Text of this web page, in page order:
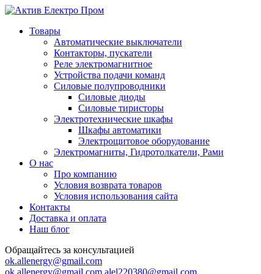
Товары
Автоматические выключатели
Контакторы, пускатели
Реле электромагнитное
Устройства подачи команд
Силовые полупроводники
Силовые диоды
Силовые тиристоры
Электротехнические шкафы
Шкафы автоматики
Электрощитовое оборудование
Электромагниты, Гидротолкатели, Рами
О нас
Про компанию
Условия возврата товаров
Условия использования сайта
Контакты
Доставка и оплата
Наш блог
Обращайтесь за консультацией
ok.allenergy@gmail.com
ok.allenergy@gmail.com alel220380@gmail.com